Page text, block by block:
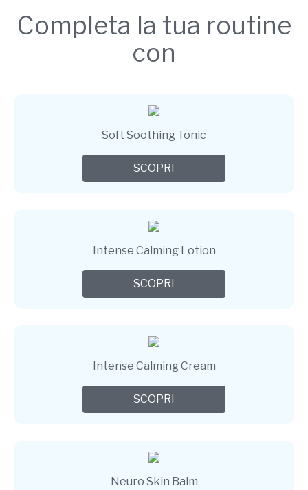
Completa la tua routine
con
Soft Soothing Tonic
SCOPRI
Intense Calming Lotion
SCOPRI
Intense Calming Cream
SCOPRI
Neuro Skin Balm